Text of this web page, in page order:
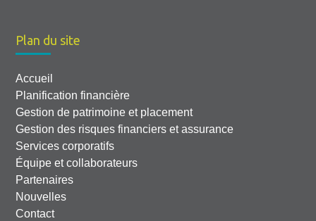
Plan du site
Accueil
Planification financière
Gestion de patrimoine et placement
Gestion des risques financiers et assurance
Services corporatifs
Équipe et collaborateurs
Partenaires
Nouvelles
Contact